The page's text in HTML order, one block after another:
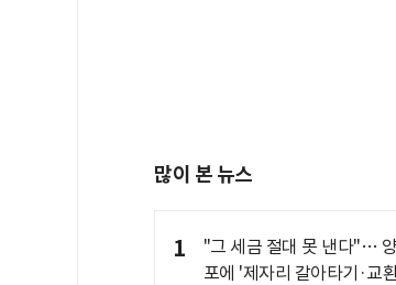
많이 본 뉴스
1
"그 세금 절대 못 낸다"…
포에 '제자리 갈아타기·교